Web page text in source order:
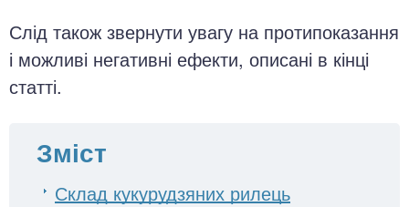
Слід також звернути увагу на протипоказання
і можливі негативні ефекти, описані в кінці
статті.
Зміст
Склад кукурудзяних рилець